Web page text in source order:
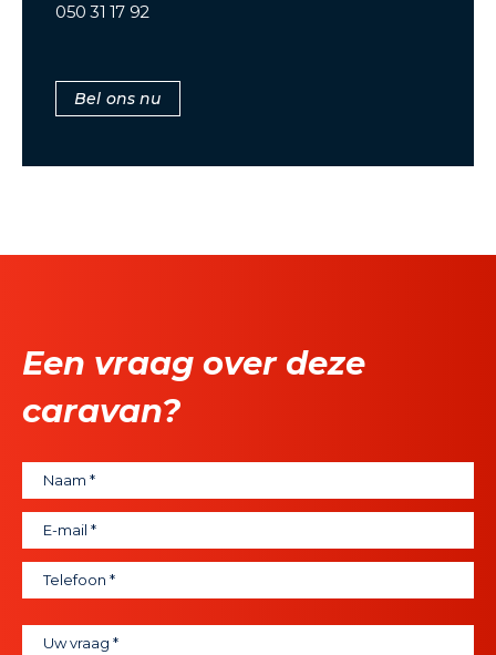
050 31 17 92
Bel ons nu
Een vraag over deze
caravan?